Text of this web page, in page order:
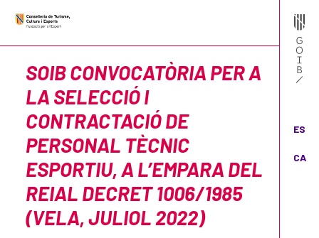
ES
CA
SOIB CONVOCATÒRIA PER A
LA SELECCIÓ I
CONTRACTACIÓ DE
PERSONAL TÈCNIC
ESPORTIU, A L’EMPARA DEL
REIAL DECRET 1006/1985
(VELA, JULIOL 2022)